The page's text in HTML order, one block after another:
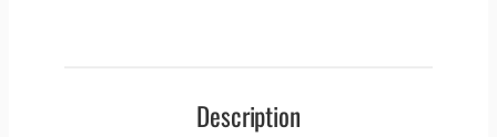
Description